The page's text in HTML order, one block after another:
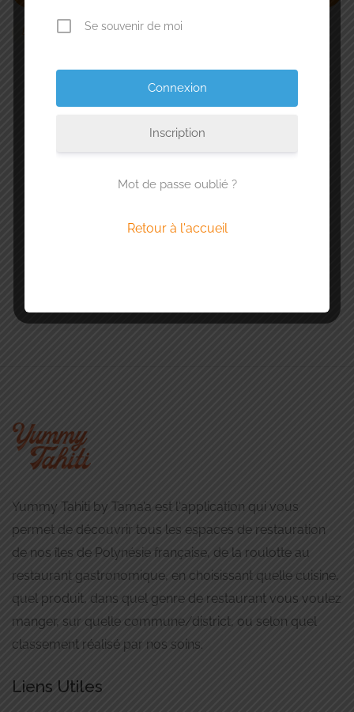
Save Search
Pas de tiki coloré ? Alors l’adresse est en phase
Yummy Tahiti by Tama’a est l'application qui vous
permet de découvrir tous les espaces de restauration
de nos îles de Polynésie française, de la roulotte au
restaurant gastronomique, en choisissant quelle cuisine,
quel produit, dans quel genre de restaurant vous voulez
manger, sur quelle commune/district, ou selon quel
classement réalisé par nos soins.
Liens Utiles
Se souvenir de moi
Inscription
Mot de passe oublié ?
Retour à l'accueil